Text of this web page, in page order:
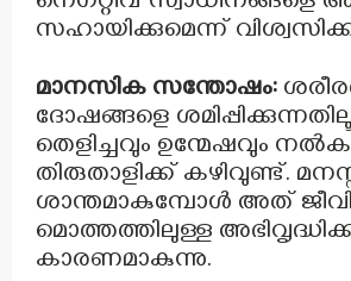
സഹായിക്കുമെന്ന്
മാനസിക സന്തോഷം:
ദോഷങ്ങളെ
തെളിച്ചവും ഉന്മേഷവും
തിരുതാളിക്ക് കഴിവുണ്ട്.
ശാന്തമാകുമ്പോൾ അത്
മൊത്തത്തിലുള്ള
കാരണമാകുന്നു.